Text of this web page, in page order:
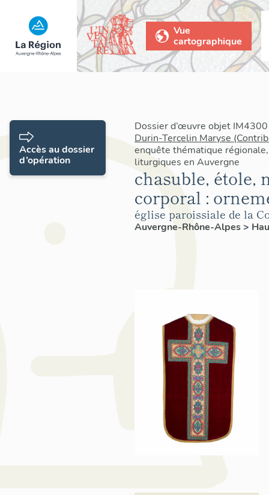
Vue
cartographique
Dossier d’œuvre objet
Durin-Tercelin Maryse
enquête thématique
liturgiques en Auvergne
chasuble, étole,
corporal :
église paroissiale de la
Auvergne-Rhône-Alpes>
Accès au dossier
d’opération